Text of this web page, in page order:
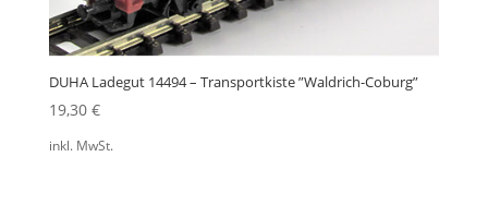
DUHA Ladegut 14494 – Transportkiste ”Waldrich-Coburg”
19,30 €
inkl. MwSt.